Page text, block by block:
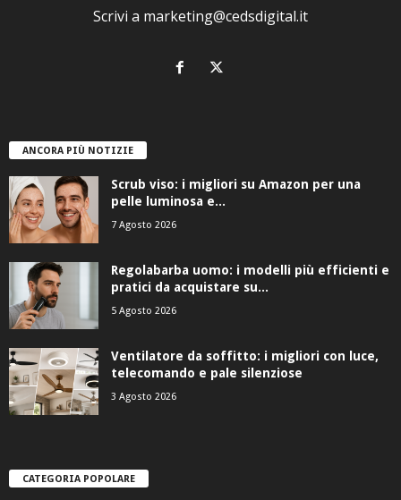
Scrivi a marketing@cedsdigital.it
ANCORA PIÙ NOTIZIE
Scrub viso: i migliori su Amazon per una
pelle luminosa e...
7 Agosto 2026
Regolabarba uomo: i modelli più efficienti e
pratici da acquistare su...
5 Agosto 2026
Ventilatore da soffitto: i migliori con luce,
telecomando e pale silenziose
3 Agosto 2026
CATEGORIA POPOLARE